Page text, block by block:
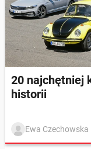
20 najchętniej
historii
Ewa Czechowska